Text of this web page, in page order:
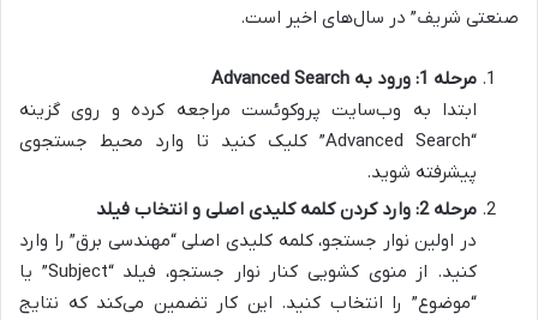
صنعتی شریف” در سال‌های اخیر است.
مرحله 1: ورود به Advanced Search
ابتدا به وب‌سایت پروکوئست مراجعه کرده و روی گزینه
“Advanced Search” کلیک کنید تا وارد محیط جستجوی
پیشرفته شوید.
مرحله 2: وارد کردن کلمه کلیدی اصلی و انتخاب فیلد
در اولین نوار جستجو، کلمه کلیدی اصلی “مهندسی برق” را وارد
کنید. از منوی کشویی کنار نوار جستجو، فیلد “Subject” یا
“موضوع” را انتخاب کنید. این کار تضمین می‌کند که نتایج